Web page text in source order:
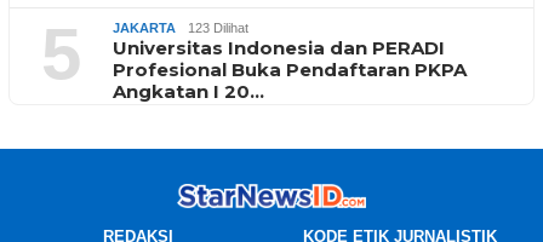
5 JAKARTA 123 Dilihat
Universitas Indonesia dan PERADI
Profesional Buka Pendaftaran PKPA
Angkatan I 20…
REDAKSI KODE ETIK JURNALISTIK